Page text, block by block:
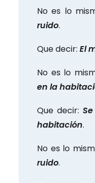
No es lo
ruido.
Que decir: El
No es lo
en la
Que decir:
habitación.
No es lo
ruido.